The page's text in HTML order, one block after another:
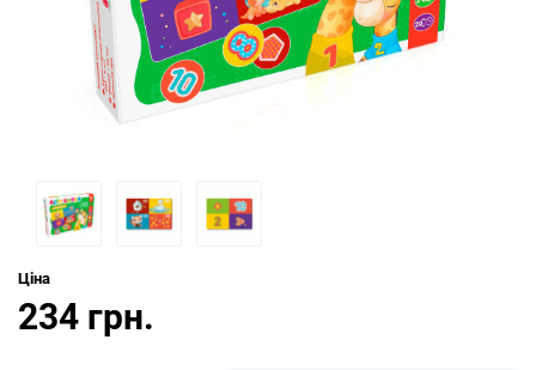
Ціна
234 грн.